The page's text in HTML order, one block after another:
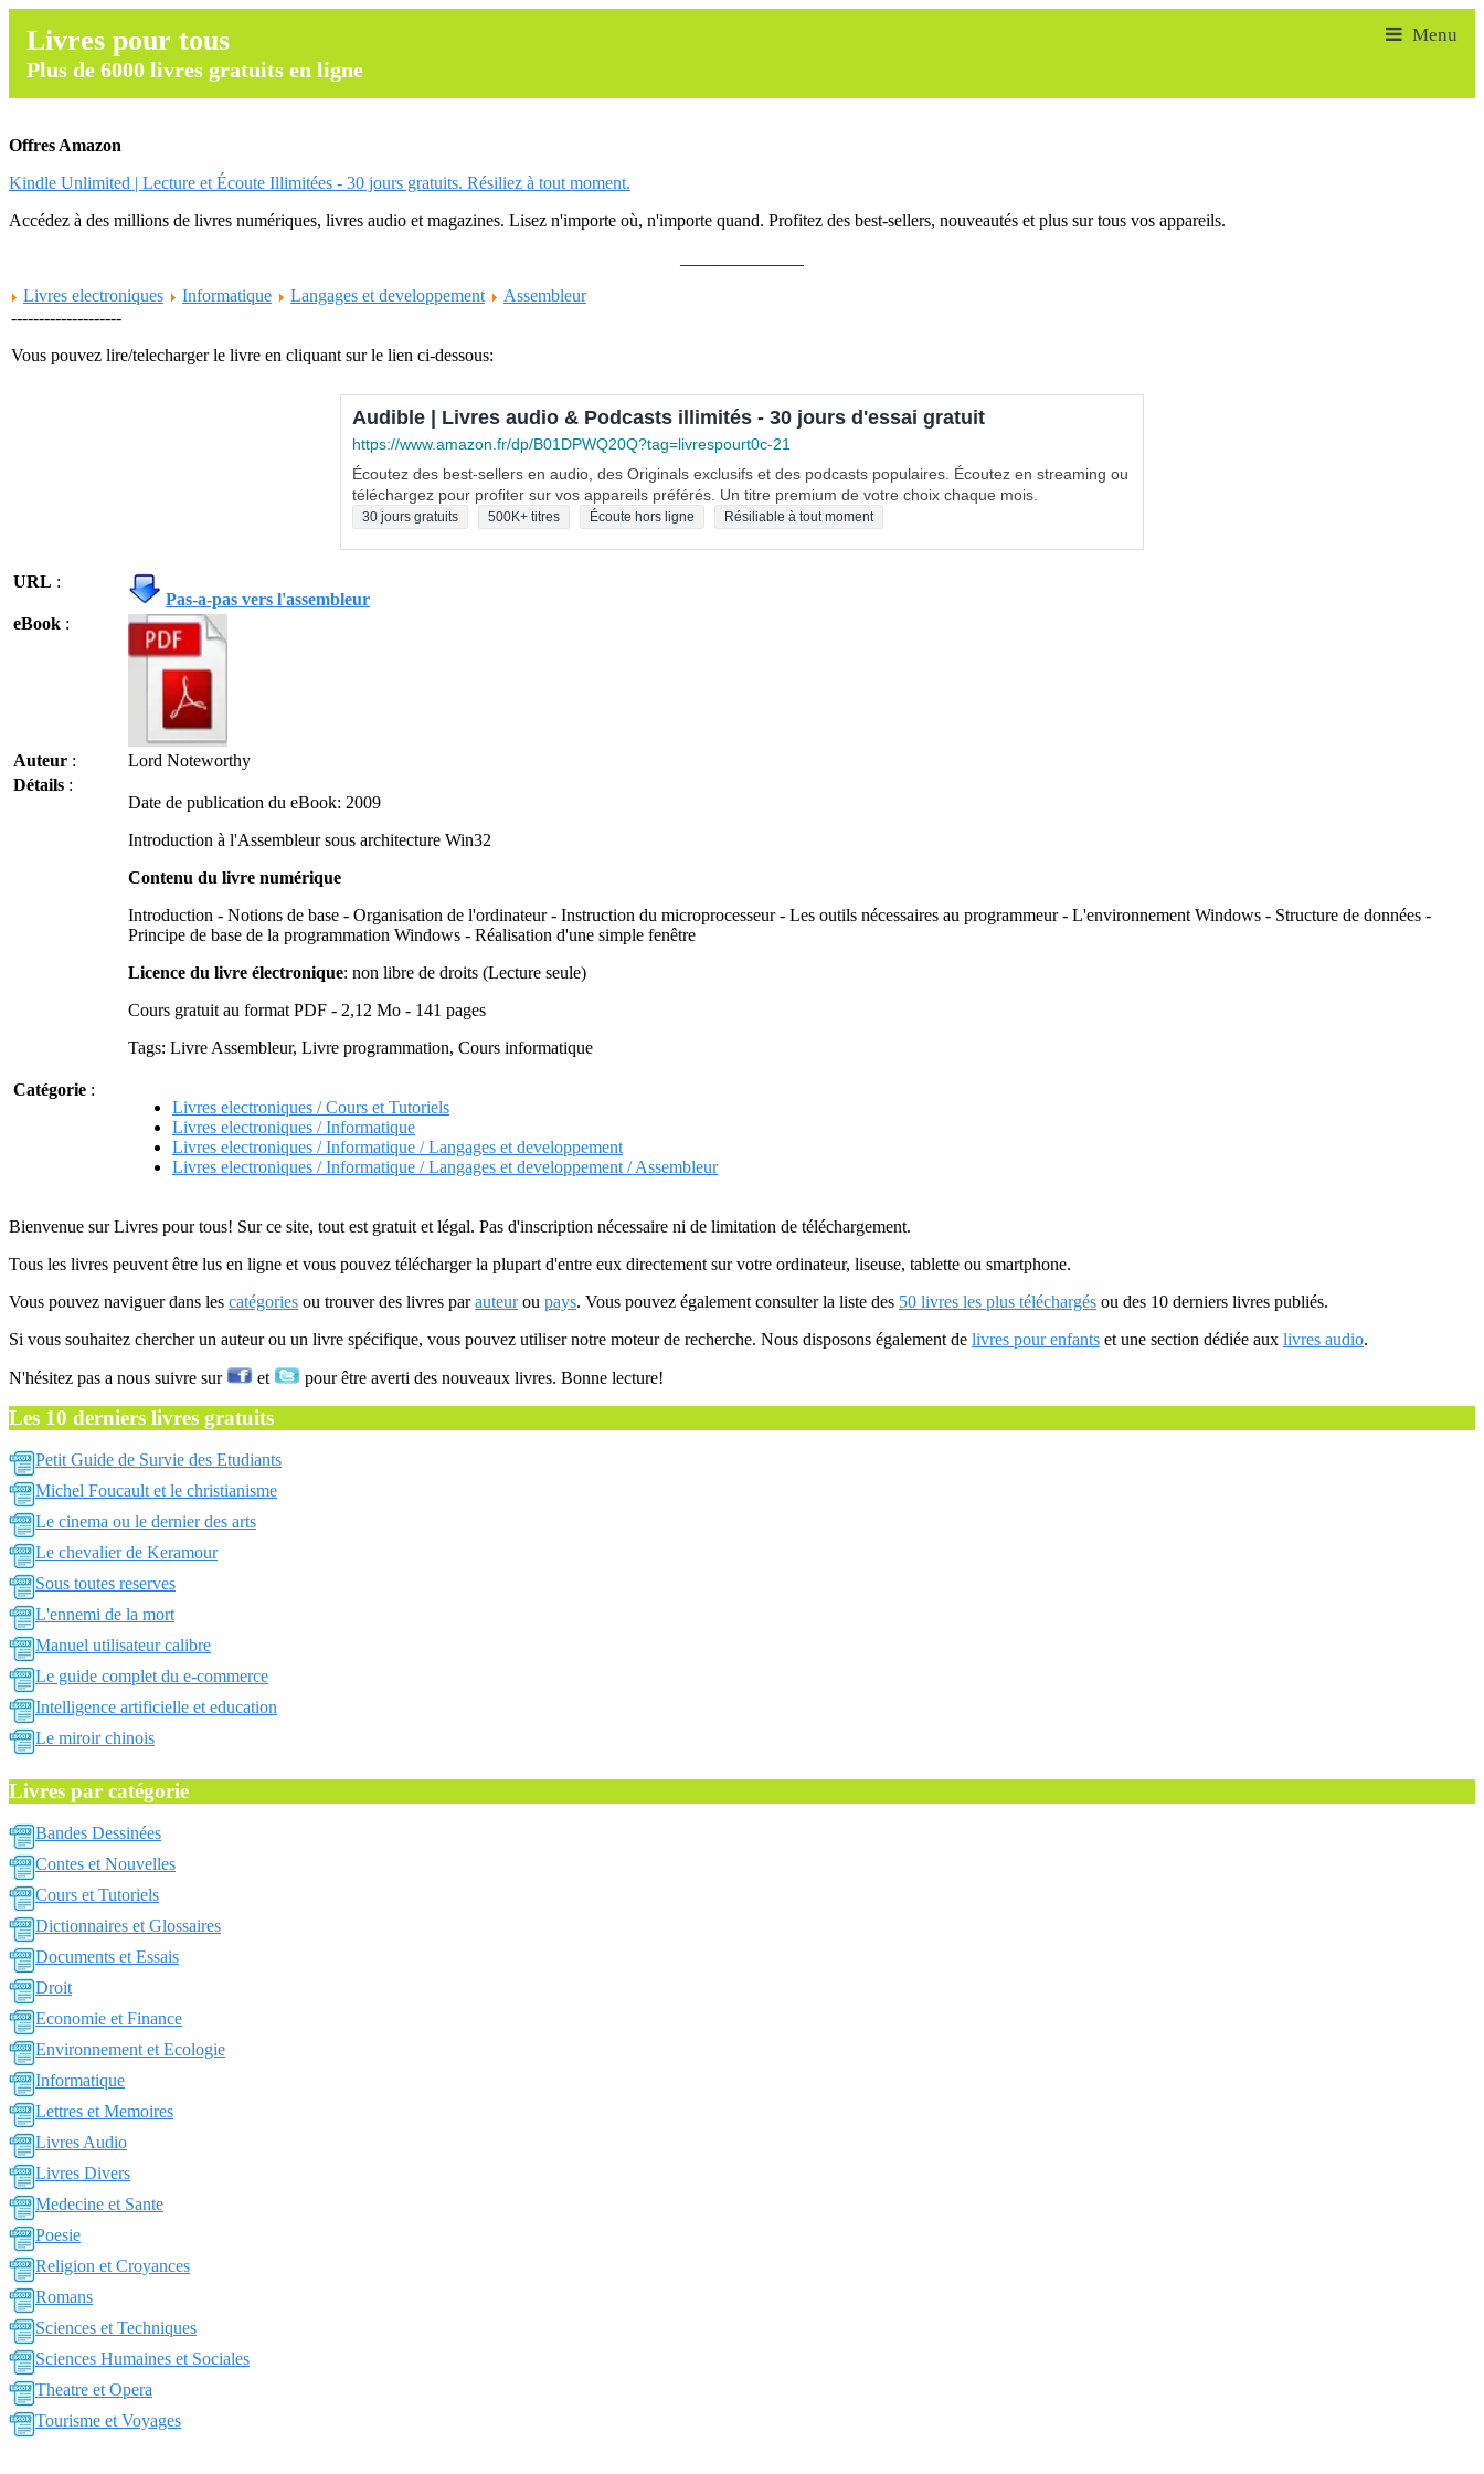
Livres pour tous
Plus de 6000 livres gratuits en ligne
Offres Amazon
Kindle Unlimited | Lecture et Écoute Illimitées - 30 jours gratuits. Résiliez à tout moment.
Accédez à des millions de livres numériques, livres audio et magazines. Lisez n'importe où, n'importe quand. Profitez des best-sellers, nouveautés et plus sur tous vos appareils.
Livres electroniques
Informatique Langages et developpement
Assembleur
--------------------
Vous pouvez lire/telecharger le livre en cliquant sur le lien ci-dessous:
Audible | Livres audio & Podcasts illimités - 30 jours d'essai gratuit
https://www.amazon.fr/dp/B01DPWQ20Q?tag=livrespourt0c-21
Écoutez des best-sellers en audio, des Originals exclusifs et des podcasts populaires. Écoutez en streaming ou
téléchargez pour profiter sur vos appareils préférés. Un titre premium de votre choix chaque mois.
30 jours gratuits 500K+ titres Écoute hors ligne Résiliable à tout moment
URL :
Pas-a-pas vers l'assembleur
eBook :
Auteur :
Lord Noteworthy
Détails :
Date de publication du eBook: 2009
Introduction à l'Assembleur sous architecture Win32
Contenu du livre numérique
Introduction - Notions de base - Organisation de l'ordinateur - Instruction du microprocesseur - Les outils nécessaires au programmeur - L'environnement Windows - Structure de données -
Principe de base de la programmation Windows - Réalisation d'une simple fenêtre
Licence du livre électronique: non libre de droits (Lecture seule)
Cours gratuit au format PDF - 2,12 Mo - 141 pages
Tags: Livre Assembleur, Livre programmation, Cours informatique
Catégorie :
Livres electroniques / Cours et Tutoriels
Livres electroniques / Informatique
Livres electroniques / Informatique / Langages et developpement
Livres electroniques / Informatique / Langages et developpement / Assembleur
Bienvenue sur Livres pour tous! Sur ce site, tout est gratuit et légal. Pas d'inscription nécessaire ni de limitation de téléchargement.
Tous les livres peuvent être lus en ligne et vous pouvez télécharger la plupart d'entre eux directement sur votre ordinateur, liseuse, tablette ou smartphone.
Vous pouvez naviguer dans les catégories ou trouver des livres parauteurou pays. Vous pouvez également consulter la liste des 50 livres les plus téléchargés ou des 10 derniers livres publiés.
Si vous souhaitez chercher un auteur ou un livre spécifique, vous pouvez utiliser notre moteur de recherche. Nous disposons également de livres pour enfants et une section dédiée aux livres audio.
N'hésitez pas a nous suivre sur et pour être averti des nouveaux livres. Bonne lecture!
Les 10 derniers livres gratuits
Petit Guide de Survie des Etudiants
Michel Foucault et le christianisme
Le cinema ou le dernier des arts
Le chevalier de Keramour
Sous toutes reserves
L'ennemi de la mort
Manuel utilisateur calibre
Le guide complet du e-commerce
Intelligence artificielle et education
Le miroir chinois
Livres par catégorie
Bandes Dessinées
Contes et Nouvelles
Cours et Tutoriels
Dictionnaires et Glossaires
Documents et Essais
Droit
Economie et Finance
Environnement et Ecologie
Informatique
Lettres et Memoires
Livres Audio
Livres Divers
Medecine et Sante
Poesie
Religion et Croyances
Romans
Sciences et Techniques
Sciences Humaines et Sociales
Theatre et Opera
Tourisme et Voyages